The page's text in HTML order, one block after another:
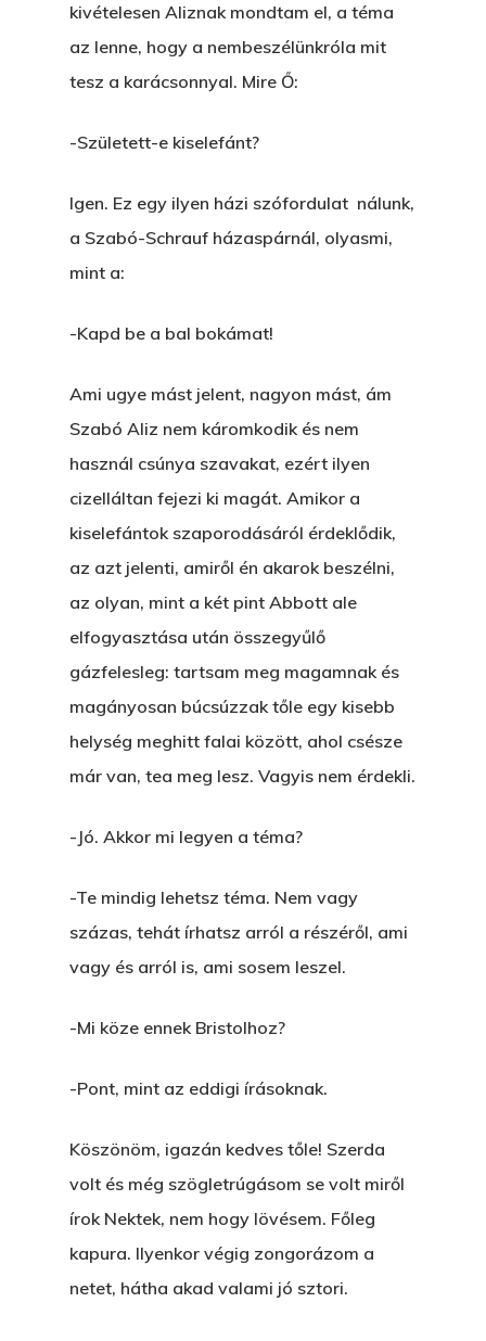
kivételesen Aliznak mondtam el, a téma
az lenne, hogy a nembeszélünkróla mit
tesz a karácsonnyal. Mire Ő:
-Született-e kiselefánt?
Igen. Ez egy ilyen házi szófordulat nálunk,
a Szabó-Schrauf házaspárnál, olyasmi,
mint a:
-Kapd be a bal bokámat!
Ami ugye mást jelent, nagyon mást, ám
Szabó Aliz nem káromkodik és nem
használ csúnya szavakat, ezért ilyen
cizelláltan fejezi ki magát. Amikor a
kiselefántok szaporodásáról érdeklődik,
az azt jelenti, amiről én akarok beszélni,
az olyan, mint a két pint Abbott ale
elfogyasztása után összegyűlő
gázfelesleg: tartsam meg magamnak és
magányosan búcsúzzak tőle egy kisebb
helység meghitt falai között, ahol csésze
már van, tea meg lesz. Vagyis nem érdekli.
-Jó. Akkor mi legyen a téma?
-Te mindig lehetsz téma. Nem vagy
százas, tehát írhatsz arról a részéről, ami
vagy és arról is, ami sosem leszel.
-Mi köze ennek Bristolhoz?
-Pont, mint az eddigi írásoknak.
Köszönöm, igazán kedves tőle! Szerda
volt és még szögletrúgásom se volt miről
írok Nektek, nem hogy lövésem. Főleg
kapura. Ilyenkor végig zongorázom a
netet, hátha akad valami jó sztori.